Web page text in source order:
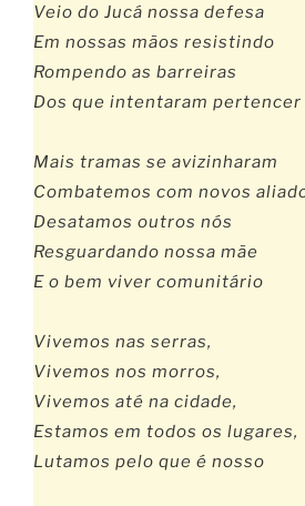
Veio do Jucá nossa defesa
Em nossas mãos resistindo
Rompendo as barreiras
Dos que intentaram pertencer
Mais tramas se avizinharam
Combatemos com novos
Desatamos outros nós
Resguardando nossa mãe
E o bem viver comunitário
Vivemos nas serras,
Vivemos nos morros,
Vivemos até na cidade,
Estamos em todos os lugares,
Lutamos pelo que é nosso